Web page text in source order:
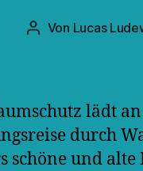
Beitragsautor
Von Lucas
lädt
durch
schöne und